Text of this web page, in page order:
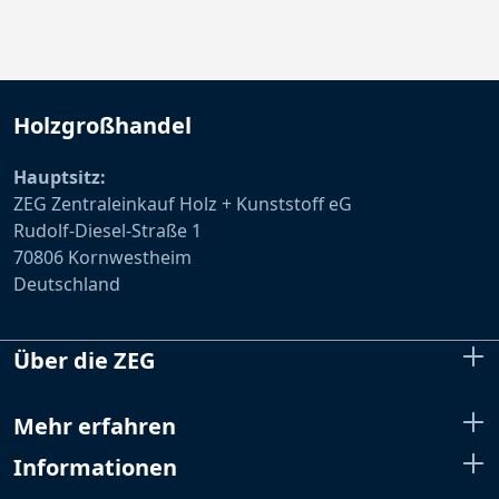
Holzgroßhandel
Hauptsitz:
ZEG Zentraleinkauf Holz + Kunststoff eG
Rudolf-Diesel-Straße 1
70806 Kornwestheim
Deutschland
Über die ZEG
Mehr erfahren
Informationen